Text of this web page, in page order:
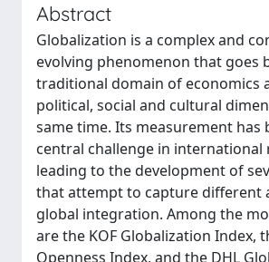
Abstract
Globalization is a complex and
evolving phenomenon that goes
traditional domain of economics
political, social and cultural
same time. Its measurement has
central challenge in international
leading to the development of
that attempt to capture different
global integration. Among the
are the KOF Globalization Index,
Openness Index, and the DHL